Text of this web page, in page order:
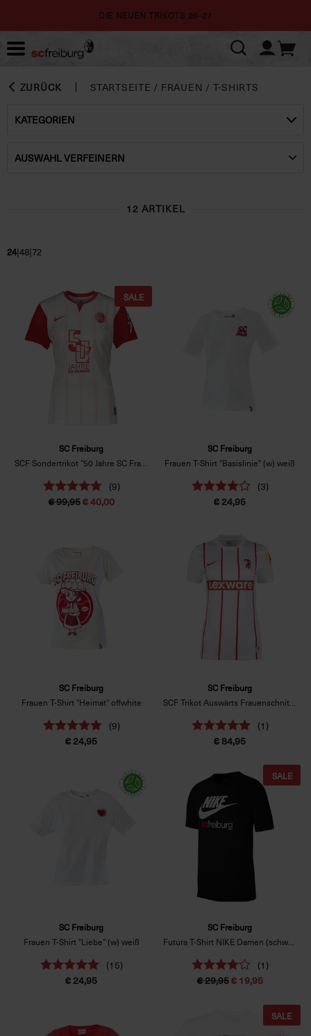
DIE NEUEN TRIKOTS 26-27
ZURÜCK STARTSEITE / FRAUEN / T-SHIRTS
KATEGORIEN
AUSWAHL VERFEINERN
12 ARTIKEL
24|48|72
SC Freiburg
SCF Sondertrikot "50 Jahre SC Frauen“ Frauenschn.
(9)
€ 99,95€ 40,00
SALE
SC Freiburg
Frauen T-Shirt "Basislinie" (w) weiß
(3)
€ 24,95
SC Freiburg
Frauen T-Shirt "Heimat" offwhite
(9)
€ 24,95
SC Freiburg
SCF Trikot Auswärts Frauenschnitt 26/27 weiß
(1)
€ 84,95
SC Freiburg
Frauen T-Shirt "Liebe" (w) weiß
(15)
€ 24,95
SC Freiburg
Futura T-Shirt NIKE Damen (schwarz)
(1)
€ 29,95€ 19,95
SALE
SALE